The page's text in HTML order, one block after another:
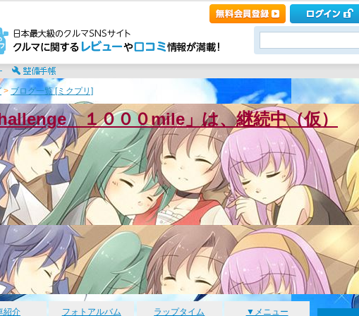
> ブログ一覧 [ミクプリ]
１０００mile」は、継続中（仮）
紹介 フォトアルバム ラップタイム ▼メニュー